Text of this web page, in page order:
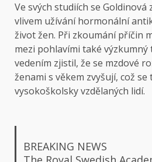
Ve svých studiích se Goldinová
vlivem užívání hormonální
život žen. Při zkoumání příčin
mezi pohlavími také výzkumný
vedením zjistil, že se mzdové
ženami s věkem zvyšují, což se
vysokoškolsky vzdělaných lidí.
BREAKING NEWS